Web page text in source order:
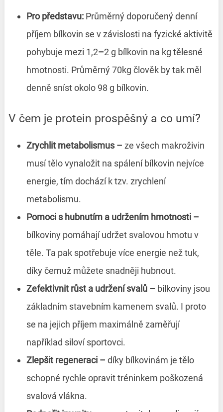
Pro představu:Průměrný doporučený denní
příjem bílkovin se v závislosti na fyzické aktivitě
pohybuje mezi 1,2–2 g bílkovin na kg tělesné
hmotnosti. Průměrný 70kg člověk by tak měl
denně sníst okolo 98 g bílkovin.
V čem je protein prospěšný a co umí?
Zrychlit metabolismus –⁠ ze všech makroživin
musí tělo vynaložit na spálení bílkovin nejvíce
energie, tím dochází k tzv. zrychlení
metabolismu.
Pomoci s hubnutím a udržením hmotnosti –⁠
bílkoviny pomáhají udržet svalovou hmotu v
těle. Ta pak spotřebuje více energie než tuk,
díky čemuž můžete snadněji hubnout.
Zefektivnit růst a udržení svalů –⁠ bílkoviny jsou
základním stavebním kamenem svalů. I proto
se na jejich příjem maximálně zaměřují
například siloví sportovci.
Zlepšit regeneraci –⁠ díky bílkovinám je tělo
schopné rychle opravit tréninkem poškozená
svalová vlákna.